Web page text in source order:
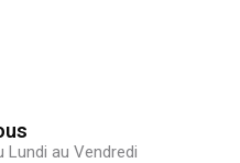
Lundi au Vendredi